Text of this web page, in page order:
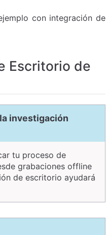
con integración de
Escritorio de
investigación
tu proceso de
grabaciones offline
de escritorio ayudará